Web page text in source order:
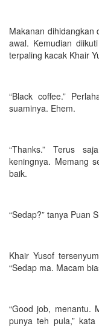
Makanan dihidangkan
awal. Kemudian
terpaling kacak Khair
“Black coffee.”
suaminya. Ehem.
“Thanks.” Terus
keningnya. Memang
baik.
“Sedap?” tanya Puan
Khair Yusof
“Sedap ma. Macam
“Good job, menantu.
punya teh pula,”